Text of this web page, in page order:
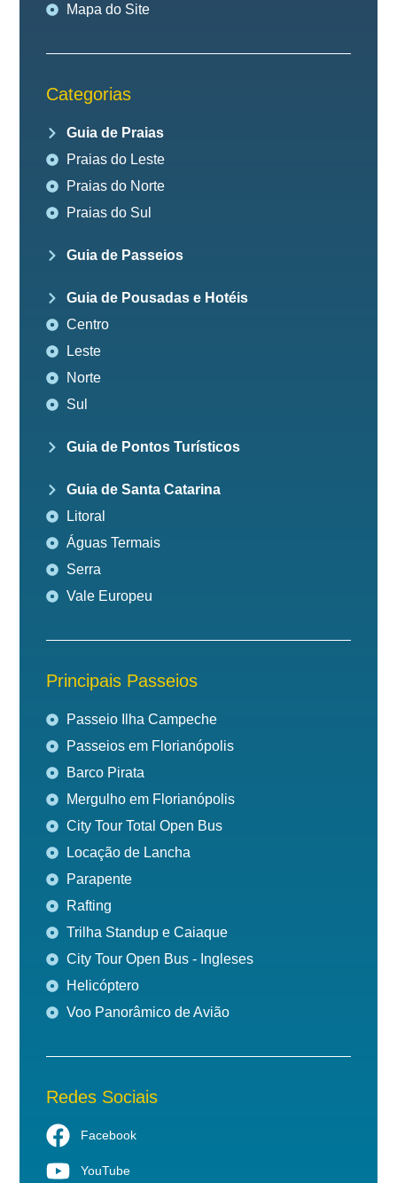
Mapa do Site
Categorias
Guia de Praias
Praias do Leste
Praias do Norte
Praias do Sul
Guia de Passeios
Guia de Pousadas e Hotéis
Centro
Leste
Norte
Sul
Guia de Pontos Turísticos
Guia de Santa Catarina
Litoral
Águas Termais
Serra
Vale Europeu
Principais Passeios
Passeio Ilha Campeche
Passeios em Florianópolis
Barco Pirata
Mergulho em Florianópolis
City Tour Total Open Bus
Locação de Lancha
Parapente
Rafting
Trilha Standup e Caiaque
City Tour Open Bus - Ingleses
Helicóptero
Voo Panorâmico de Avião
Redes Sociais
Facebook
YouTube